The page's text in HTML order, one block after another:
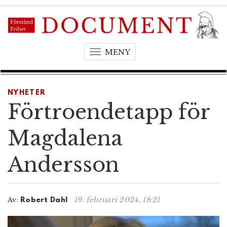
MENYT
g
t
o
NYHETER
Förtroendetapp för
Magdalena
Andersson
Av: Robert Dahl 19. februari 2024, 18:21